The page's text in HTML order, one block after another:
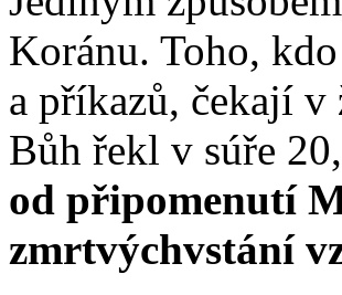
Koránu. Toho,
a příkazů, čekají v
Bůh řekl v súře
od připomenutí
zmrtvýchvstání